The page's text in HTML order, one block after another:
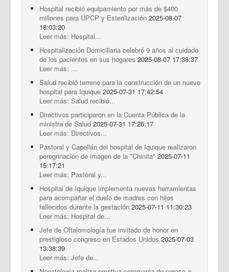
Hospital recibió equipamiento por más de $400
millones para UPCP y Esterilización 2025-08-07
18:03:20
Leer más: Hospital...
Hospitalización Domiciliaria celebró 9 años al cuidado
de los pacientes en sus hogares 2025-08-07 17:38:37
Leer más: ...
Salud recibió terreno para la construcción de un nuevo
hospital para Iquique 2025-07-31 17:42:54
Leer más: Salud recibió...
Directivos participaron en la Cuenta Pública de la
ministra de Salud 2025-07-31 17:26:17
Leer más: Directivos...
Pastoral y Capellán del hospital de Iquique realizaron
peregrinación de imagen de la "Chinita" 2025-07-11
15:17:21
Leer más: Pastoral y...
Hospital de Iquique implementa nuevas herramientas
para acompañar el duelo de madres con hijos
fallecidos durante la gestación 2025-07-11 11:30:23
Leer más: Hospital de...
Jefe de Oftalomología fue invitado de honor en
prestigioso congreso en Estados Unidos 2025-07-03
13:38:39
Leer más: Jefe de...